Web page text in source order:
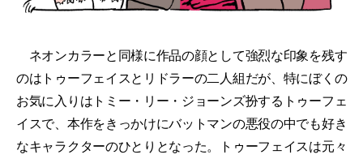
ネオンカラーと同様に作品の顔として強烈な印象を残す
のはトゥーフェイスとリドラーの二人組だが、特にぼくの
お気に入りはトミー・リー・ジョーンズ扮するトゥーフェ
イスで、本作をきっかけにバットマンの悪役の中でも好き
なキャラクターのひとりとなった。トゥーフェイスは元々